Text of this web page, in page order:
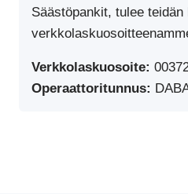
Säästöpankit, tulee
Verkkolaskuosoite:
Operaattoritunnus: